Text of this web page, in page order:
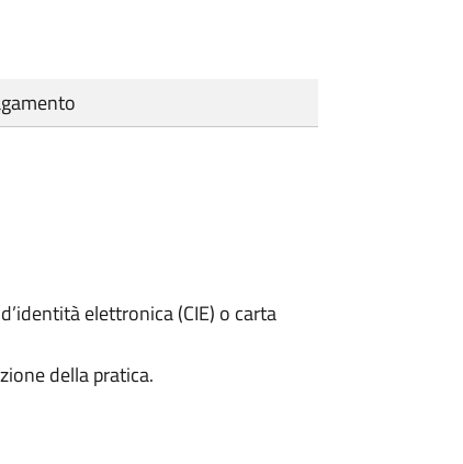
elettronica (CIE) o carta
della pratica.